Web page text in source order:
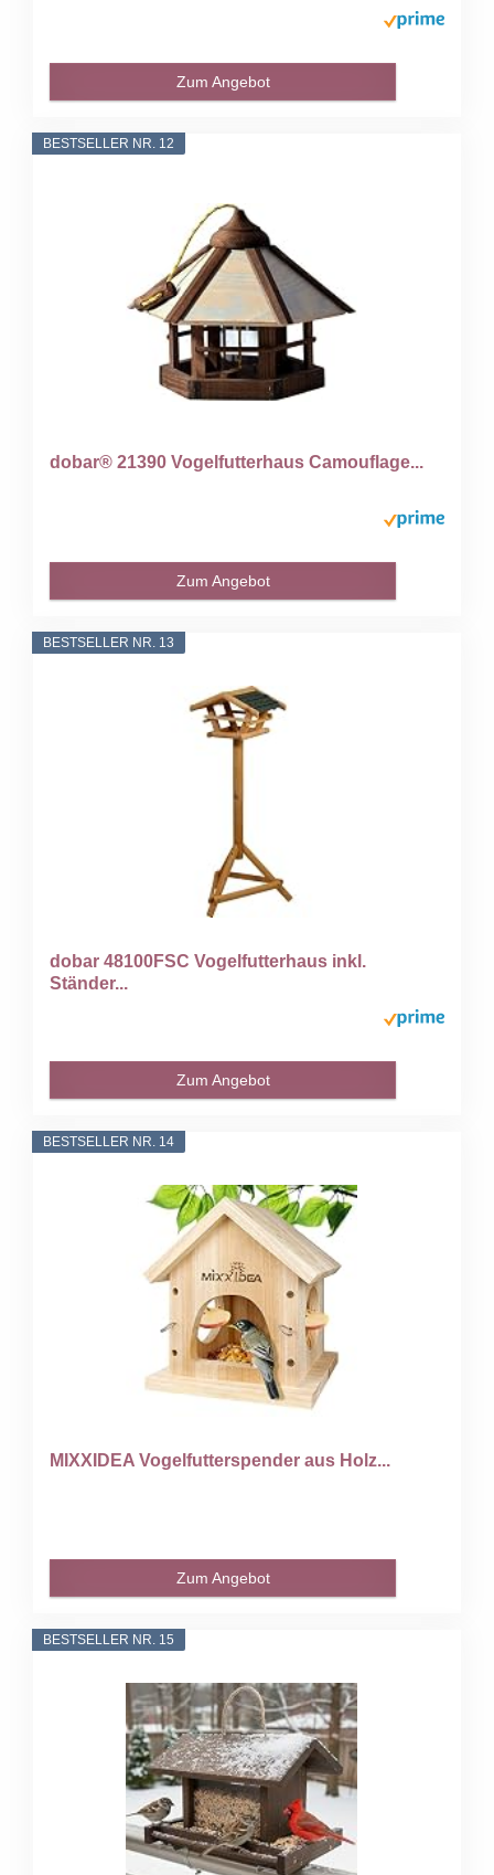
Zum Angebot
BESTSELLER NR. 12
dobar® 21390 Vogelfutterhaus Camouflage...
Zum Angebot
BESTSELLER NR. 13
dobar 48100FSC Vogelfutterhaus inkl.
Ständer...
Zum Angebot
BESTSELLER NR. 14
MIXXIDEA Vogelfutterspender aus Holz...
Zum Angebot
BESTSELLER NR. 15